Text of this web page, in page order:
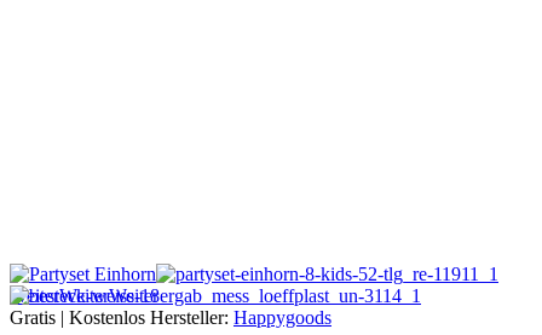
WeiterWeiterWeiter
Gratis | Kostenlos Hersteller: Happygoods